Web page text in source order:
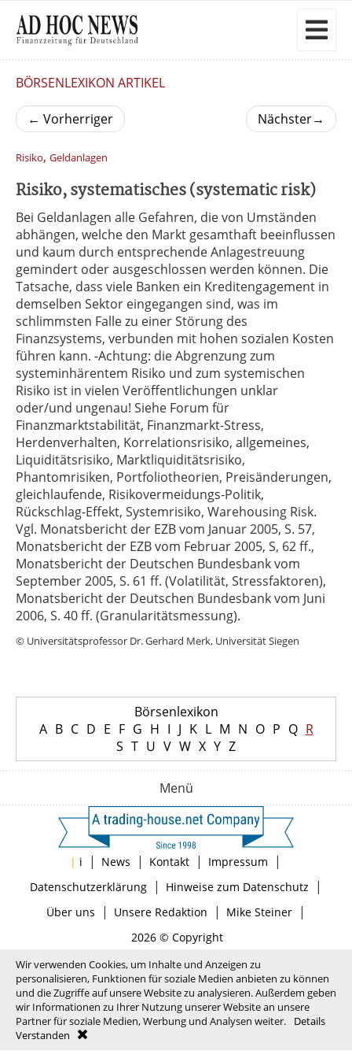
BÖRSENLEXIKON ARTIKEL
← Vorherriger Nächster→
Risiko, Geldanlagen
Risiko, systematisches (systematic risk)
Bei Geldanlagen alle Gefahren, die von Umständen
abhängen, welche den Markt gesamthaft beeinflussen
und kaum durch entsprechende Anlagestreuung
gemindert oder ausgeschlossen werden können. Die
Tatsache, dass viele Banken ein Kreditengagement in
demselben Sektor eingegangen sind, was im
schlimmsten Falle zu einer Störung des
Finanzsystems, verbunden mit hohen sozialen Kosten
führen kann. -Achtung: die Abgrenzung zum
systeminhärentem Risiko und zum systemischen
Risiko ist in vielen Veröffentlichungen unklar
oder/und ungenau! Siehe Forum für
Finanzmarktstabilität, Finanzmarkt-Stress,
Herdenverhalten, Korrelationsrisiko, allgemeines,
Liquiditätsrisiko, Marktliquiditätsrisiko,
Phantomrisiken, Portfoliotheorien, Preisänderungen,
gleichlaufende, Risikovermeidungs-Politik,
Rückschlag-Effekt, Systemrisiko, Warehousing Risk.
Vgl. Monatsbericht der EZB vom Januar 2005, S. 57,
Monatsbericht der EZB vom Februar 2005, S, 62 ff.,
Monatsbericht der Deutschen Bundesbank vom
September 2005, S. 61 ff. (Volatilität, Stressfaktoren),
Monatsbericht der Deutschen Bundesbank vom Juni
2006, S. 40 ff. (Granularitätsmessung).
© Universitätsprofessor Dr. Gerhard Merk, Universität Siegen
Börsenlexikon
A B C D E F G H I J K L M N O P Q R
S T U V W X Y Z
Menü
| i | News | Kontakt | Impressum |
Datenschutzerklärung| Hinweise zum Datenschutz |
Über uns | Unsere Redaktion | Mike Steiner|
2026 © Copyright
Wir verwenden Cookies, um Inhalte und Anzeigen zu
personalisieren, Funktionen für soziale Medien anbieten zu können
und die Zugriffe auf unsere Website zu analysieren. Außerdem geben
wir Informationen zu Ihrer Nutzung unserer Website an unsere
Partner für soziale Medien, Werbung und Analysen weiter.
Details
Verstanden